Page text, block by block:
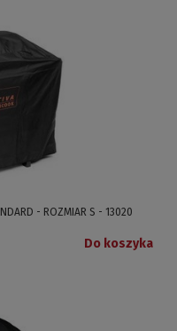
- ROZMIAR S - 13020
Do koszyka